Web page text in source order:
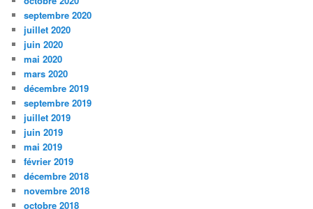
septembre 2020
juillet 2020
juin 2020
mai 2020
mars 2020
décembre 2019
septembre 2019
juillet 2019
juin 2019
mai 2019
février 2019
décembre 2018
novembre 2018
octobre 2018